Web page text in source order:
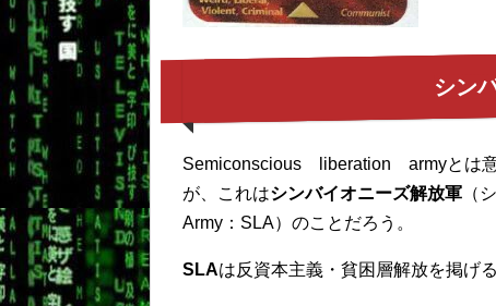
シン
Semiconscious liberation armyとは意
が、これはシンバイオニーズ解放軍 （
Army：SLA）のことだろう。
SLAは反資本主義・貧困層解放を掲げ